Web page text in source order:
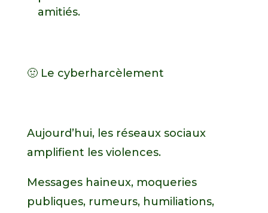
amitiés.
🤢 Le cyberharcèlement
Aujourd’hui, les réseaux sociaux
amplifient les violences.
Messages haineux, moqueries
publiques, rumeurs, humiliations,